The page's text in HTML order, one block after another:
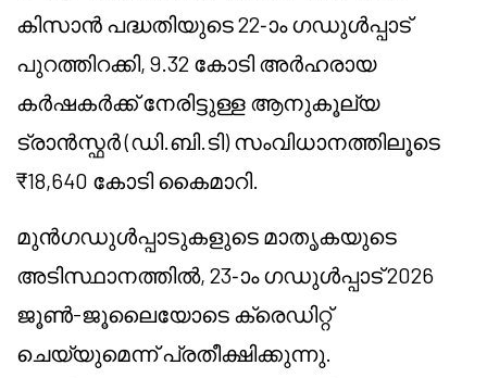
കിസാൻ പദ്ധതിയുടെ 22-ാം ഗഡുൾപ്പാട്
പുറത്തിറക്കി, 9.32 കോടി അർഹരായ
കർഷകർക്ക് നേരിട്ടുള്ള ആനുകൂല്യ
ട്രാൻസ്ഫർ (ഡി.ബി.ടി) സംവിധാനത്തിലൂടെ
₹18,640 കോടി കൈമാറി.
മുൻഗഡുൾപ്പാടുകളുടെ മാതൃകയുടെ
അടിസ്ഥാനത്തിൽ, 23-ാം ഗഡുൾപ്പാട് 2026
ജൂൺ-ജൂലൈയോടെ ക്രെഡിറ്റ്
ചെയ്യുമെന്ന് പ്രതീക്ഷിക്കുന്നു.